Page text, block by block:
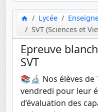
Lycée
SVT (Sciences et
Epreuve
SVT
📚🔬 Nos élèves de
vendredi pour leur
d’évaluation des